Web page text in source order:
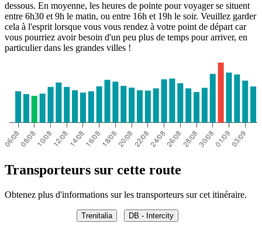
dessous. En moyenne, les heures de pointe pour voyager se situent
entre 6h30 et 9h le matin, ou entre 16h et 19h le soir. Veuillez garder
cela à l'esprit lorsque vous vous rendez à votre point de départ car
vous pourriez avoir besoin d'un peu plus de temps pour arriver, en
particulier dans les grandes villes !
Transporteurs sur cette route
Obtenez plus d'informations sur les transporteurs sur cet itinéraire.
Trenitalia DB - Intercity